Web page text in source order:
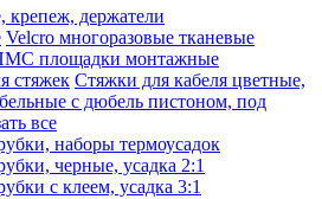
крепеж, держатели
Velcro многоразовые тканевые
площадки монтажные
стяжек Стяжки для кабеля цветные,
с дюбель пистоном, под
все
наборы термоусадок
черные, усадка 2:1
с клеем, усадка 3:1